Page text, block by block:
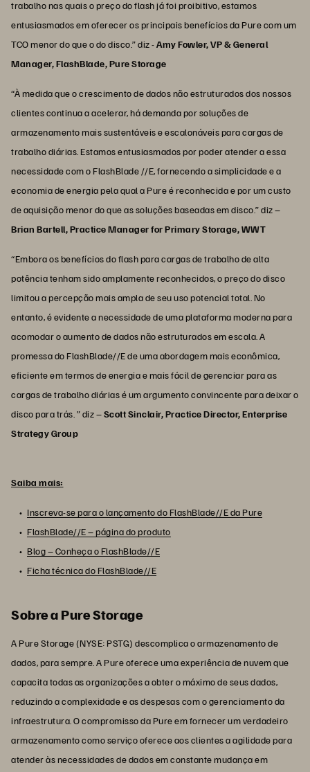
trabalho nas quais o preço do flash já foi proibitivo, estamos
entusiasmados em oferecer os principais benefícios da Pure com um
TCO menor do que o do disco.” diz -Amy Fowler, VP & General
Manager, FlashBlade, Pure Storage
“À medida que o crescimento de dados não estruturados dos nossos
clientes continua a acelerar, há demanda por soluções de
armazenamento mais sustentáveis e escalonáveis para cargas de
trabalho diárias. Estamos entusiasmados por poder atender a essa
necessidade com o FlashBlade //E, fornecendo a simplicidade e a
economia de energia pela qual a Pure é reconhecida e por um custo
de aquisição menor do que as soluções baseadas em disco.” diz –
Brian Bartell, Practice Manager for Primary Storage, WWT
“Embora os benefícios do flash para cargas de trabalho de alta
potência tenham sido amplamente reconhecidos, o preço do disco
limitou a percepção mais ampla de seu uso potencial total. No
entanto, é evidente a necessidade de uma plataforma moderna para
acomodar o aumento de dados não estruturados em escala. A
promessa do FlashBlade//E de uma abordagem mais econômica,
eficiente em termos de energia e mais fácil de gerenciar para as
cargas de trabalho diárias é um argumento convincente para deixar o
disco para trás. ” diz –Scott Sinclair, Practice Director, Enterprise
Strategy Group
Saiba mais:
Inscreva-se para o lançamento do FlashBlade//E da Pure
FlashBlade//E – página do produto
Blog – Conheça o FlashBlade//E
Ficha técnica do FlashBlade//E
Sobre a Pure Storage
A Pure Storage (NYSE: PSTG) descomplica o armazenamento de
dados, para sempre. A Pure oferece uma experiência de nuvem que
capacita todas as organizações a obter o máximo de seus dados,
reduzindo a complexidade e as despesas com o gerenciamento da
infraestrutura. O compromisso da Pure em fornecer um verdadeiro
armazenamento como serviço oferece aos clientes a agilidade para
atender às necessidades de dados em constante mudança em